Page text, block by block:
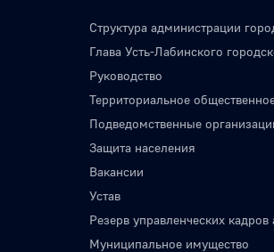
Структура администрации
Глава Усть-Лабинского
Руководство
Территориальное
Подведомственные
Защита населения
Вакансии
Устав
Резерв управленческих
Муниципальное имущество